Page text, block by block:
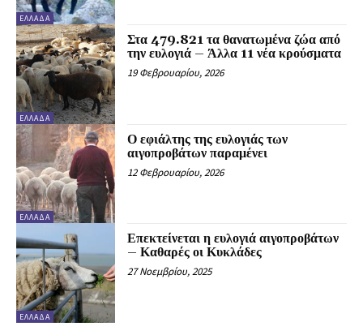
ΕΛΛΆΔΑ
ΕΛΛΆΔΑ
Στα 479.821 τα θανατωμένα ζώα από
την ευλογιά – Άλλα 11 νέα κρούσματα
19 Φεβρουαρίου, 2026
ΕΛΛΆΔΑ
Ο εφιάλτης της ευλογιάς των
αιγοπροβάτων παραμένει
12 Φεβρουαρίου, 2026
ΕΛΛΆΔΑ
Επεκτείνεται η ευλογιά αιγοπροβάτων
– Καθαρές οι Κυκλάδες
27 Νοεμβρίου, 2025